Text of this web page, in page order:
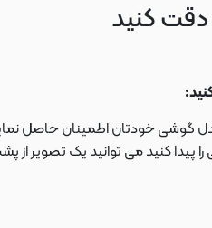
کنید
گوشی خودتان اطمینان حاصل
پیدا کنید می توانید یک تصویر از